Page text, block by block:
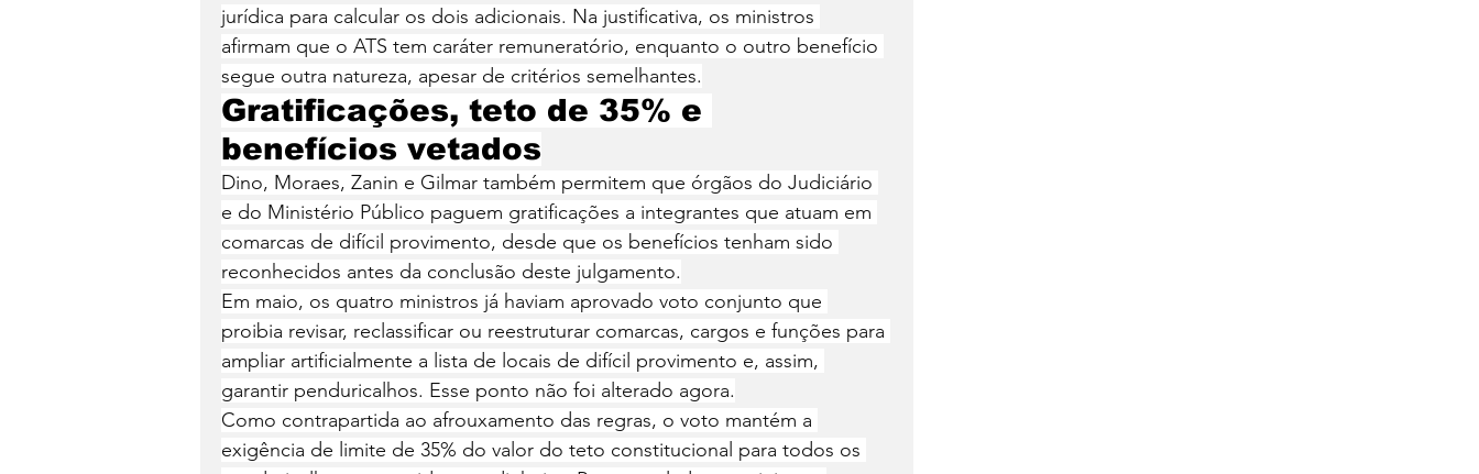
jurídica para calcular os dois adicionais. Na justificativa, os ministros
afirmam que o ATS tem caráter remuneratório, enquanto o outro benefício
segue outra natureza, apesar de critérios semelhantes.
Gratificações, teto de 35% e
benefícios vetados
Dino, Moraes, Zanin e Gilmar também permitem que órgãos do Judiciário
e do Ministério Público paguem gratificações a integrantes que atuam em
comarcas de difícil provimento, desde que os benefícios tenham sido
reconhecidos antes da conclusão deste julgamento.
Em maio, os quatro ministros já haviam aprovado voto conjunto que
proibia revisar, reclassificar ou reestruturar comarcas, cargos e funções para
ampliar artificialmente a lista de locais de difícil provimento e, assim,
garantir penduricalhos. Esse ponto não foi alterado agora.
Como contrapartida ao afrouxamento das regras, o voto mantém a
exigência de limite de 35% do valor do teto constitucional para todos os